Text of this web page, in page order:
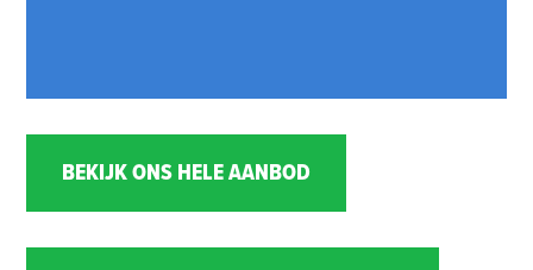
BEKIJK ONS HELE AANBOD